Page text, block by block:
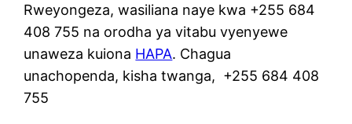
Rweyongeza, wasiliana naye kwa +255 684
408 755 na orodha ya vitabu vyenyewe
unaweza kuiona HAPA. Chagua
unachopenda, kisha twanga, +255 684 408
755